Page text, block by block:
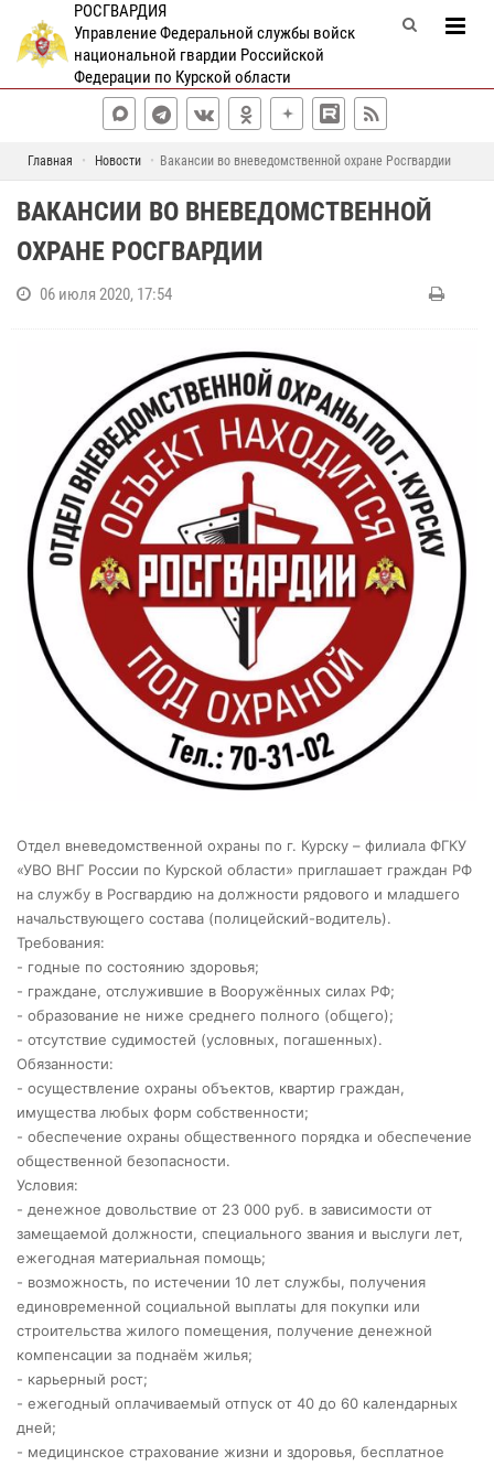
РОСГВАРДИЯ
Управление Федеральной службы войск
национальной гвардии Российской
Федерации по Курской области
Главная Новости Вакансии во вневедомственной охране Росгвардии
ВАКАНСИИ ВО ВНЕВЕДОМСТВЕННОЙ
ОХРАНЕ РОСГВАРДИИ
06 июля 2020, 17:54
Отдел вневедомственной охраны по г. Курску – филиала ФГКУ
«УВО ВНГ России по Курской области» приглашает граждан РФ
на службу в Росгвардию на должности рядового и младшего
начальствующего состава (полицейский-водитель).
Требования:
- годные по состоянию здоровья;
- граждане, отслужившие в Вооружённых силах РФ;
- образование не ниже среднего полного (общего);
- отсутствие судимостей (условных, погашенных).
Обязанности:
- осуществление охраны объектов, квартир граждан,
имущества любых форм собственности;
- обеспечение охраны общественного порядка и обеспечение
общественной безопасности.
Условия:
- денежное довольствие от 23 000 руб. в зависимости от
замещаемой должности, специального звания и выслуги лет,
ежегодная материальная помощь;
- возможность, по истечении 10 лет службы, получения
единовременной социальной выплаты для покупки или
строительства жилого помещения, получение денежной
компенсации за поднаём жилья;
- карьерный рост;
- ежегодный оплачиваемый отпуск от 40 до 60 календарных
дней;
- медицинское страхование жизни и здоровья, бесплатное